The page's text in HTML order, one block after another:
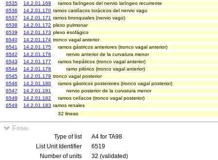
6535
14.2.01.169
ramos faríngeos del nervio laríngeo recurrente
6536
14.2.01.170 ramos cardíacos torácicos del nervio vago
6537
14.2.01.171 ramos bronquiales (nervio vago)
6538
14.2.01.172 plexo pulmonar
6539
14.2.01.173 plexo esofágico
6540
14.2.01.174 tronco vagal anterior
6541
14.2.01.175
ramos gástricos anteriores (tronco vagal anterior)
6542
14.2.01.176
nervio anterior de la curvatura menor
6543
14.2.01.177
ramos hepáticos (tronco vagal anterior)
6544
14.2.01.178
ramo pilórico (tronco vagal anterior)
6545
14.2.01.179 tronco vagal posterior
6546
14.2.01.180
ramos gástricos posteriores (tronco vagal posterior)
6547
14.2.01.181
nervio posterior de la curvatura menor
6548
14.2.01.182
ramos celíacos (tronco vagal posterior)
6549
14.2.01.183 ramos renales
32 lineas
Firma
Type of list
A4 for TA98
List Unit Identifier
6519
Number of units
32 (validated)